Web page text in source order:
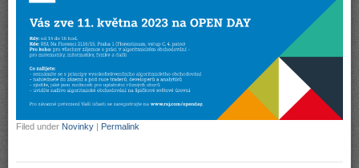
Filed under Novinky Permalink